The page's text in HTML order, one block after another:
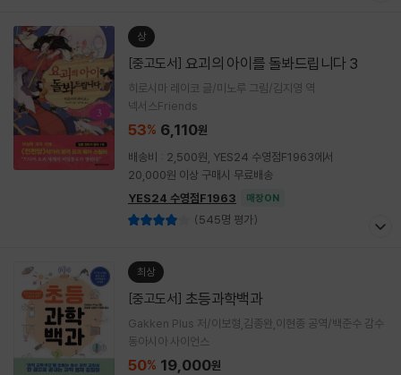
상
[중고도서] 요괴의 아이를 돌봐드립니다 3
히로시마 레이코 글/미노루 그림/김지영 역
넥서스Friends
53% 6,110원
배송비 : 2,500원, YES24 수영점F1963에서
20,000원 이상 구매시 무료배송
YES24 수영점F1963
매장ON
(545명 평가)
최상
[중고도서] 초등과학백과
Gakken Plus 저/이보형,김종완,이현종 공역/백준수 감수
동아시아 사이언스
50% 19,000원